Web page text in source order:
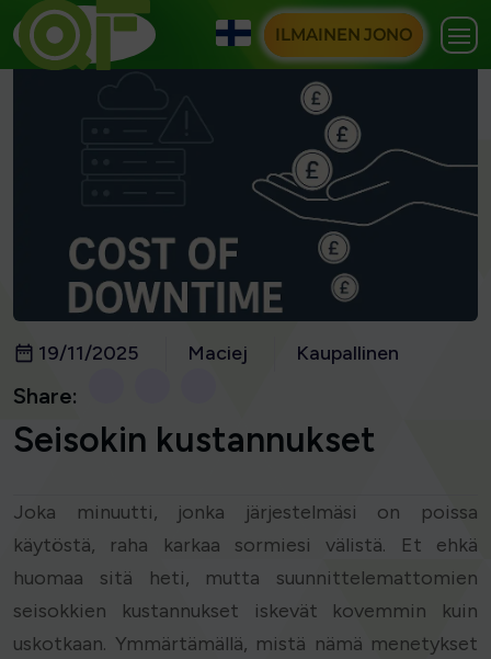
ILMAINEN JONO
19/11/2025 Maciej Kaupallinen
Share:
Seisokin kustannukset
Joka minuutti, jonka järjestelmäsi on poissa
käytöstä, raha karkaa sormiesi välistä. Et ehkä
huomaa sitä heti, mutta suunnittelemattomien
seisokkien kustannukset iskevät kovemmin kuin
uskotkaan. Ymmärtämällä, mistä nämä menetykset